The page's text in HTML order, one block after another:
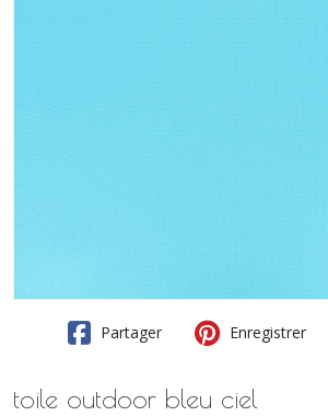
Partager Enregistrer
toile outdoor bleu ciel